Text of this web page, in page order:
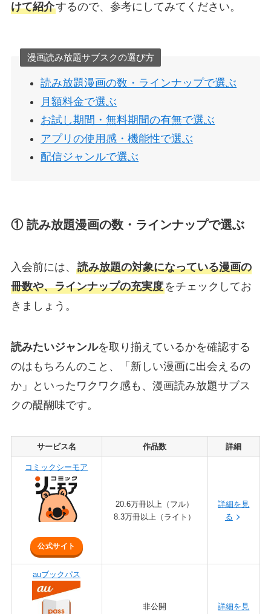
けて紹介するので、参考にしてみてください。
漫画読み放題サブスクの選び方
読み放題漫画の数・ラインナップで選ぶ
月額料金で選ぶ
お試し期間・無料期間の有無で選ぶ
アプリの使用感・機能性で選ぶ
配信ジャンルで選ぶ
① 読み放題漫画の数・ラインナップで選ぶ
入会前には、 読み放題の対象になっている漫画の
冊数や、ラインナップの充実度をチェックしてお
きましょう。
読みたいジャンルを取り揃えているかを確認する
のはもちろんのこと、「新しい漫画に出会えるの
か」といったワクワク感も、漫画読み放題サブス
クの醍醐味です。
サービス名 作品数 詳細
コミックシーモア
公式サイト
20.6万冊以上（フル）
8.3万冊以上（ライト）
詳細を見
る
auブックパス
非公開
詳細を見